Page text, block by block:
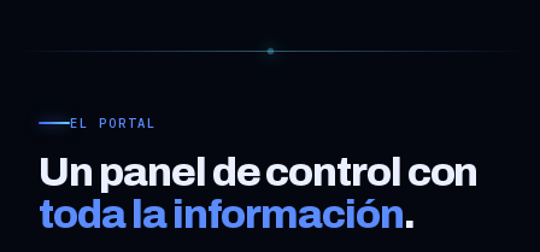
EL PORTAL
Un panel de control con
toda la información.